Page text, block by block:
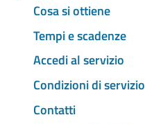
Cosa si ottiene
Tempi e scadenze
Accedi al servizio
Condizioni di servizio
Contatti